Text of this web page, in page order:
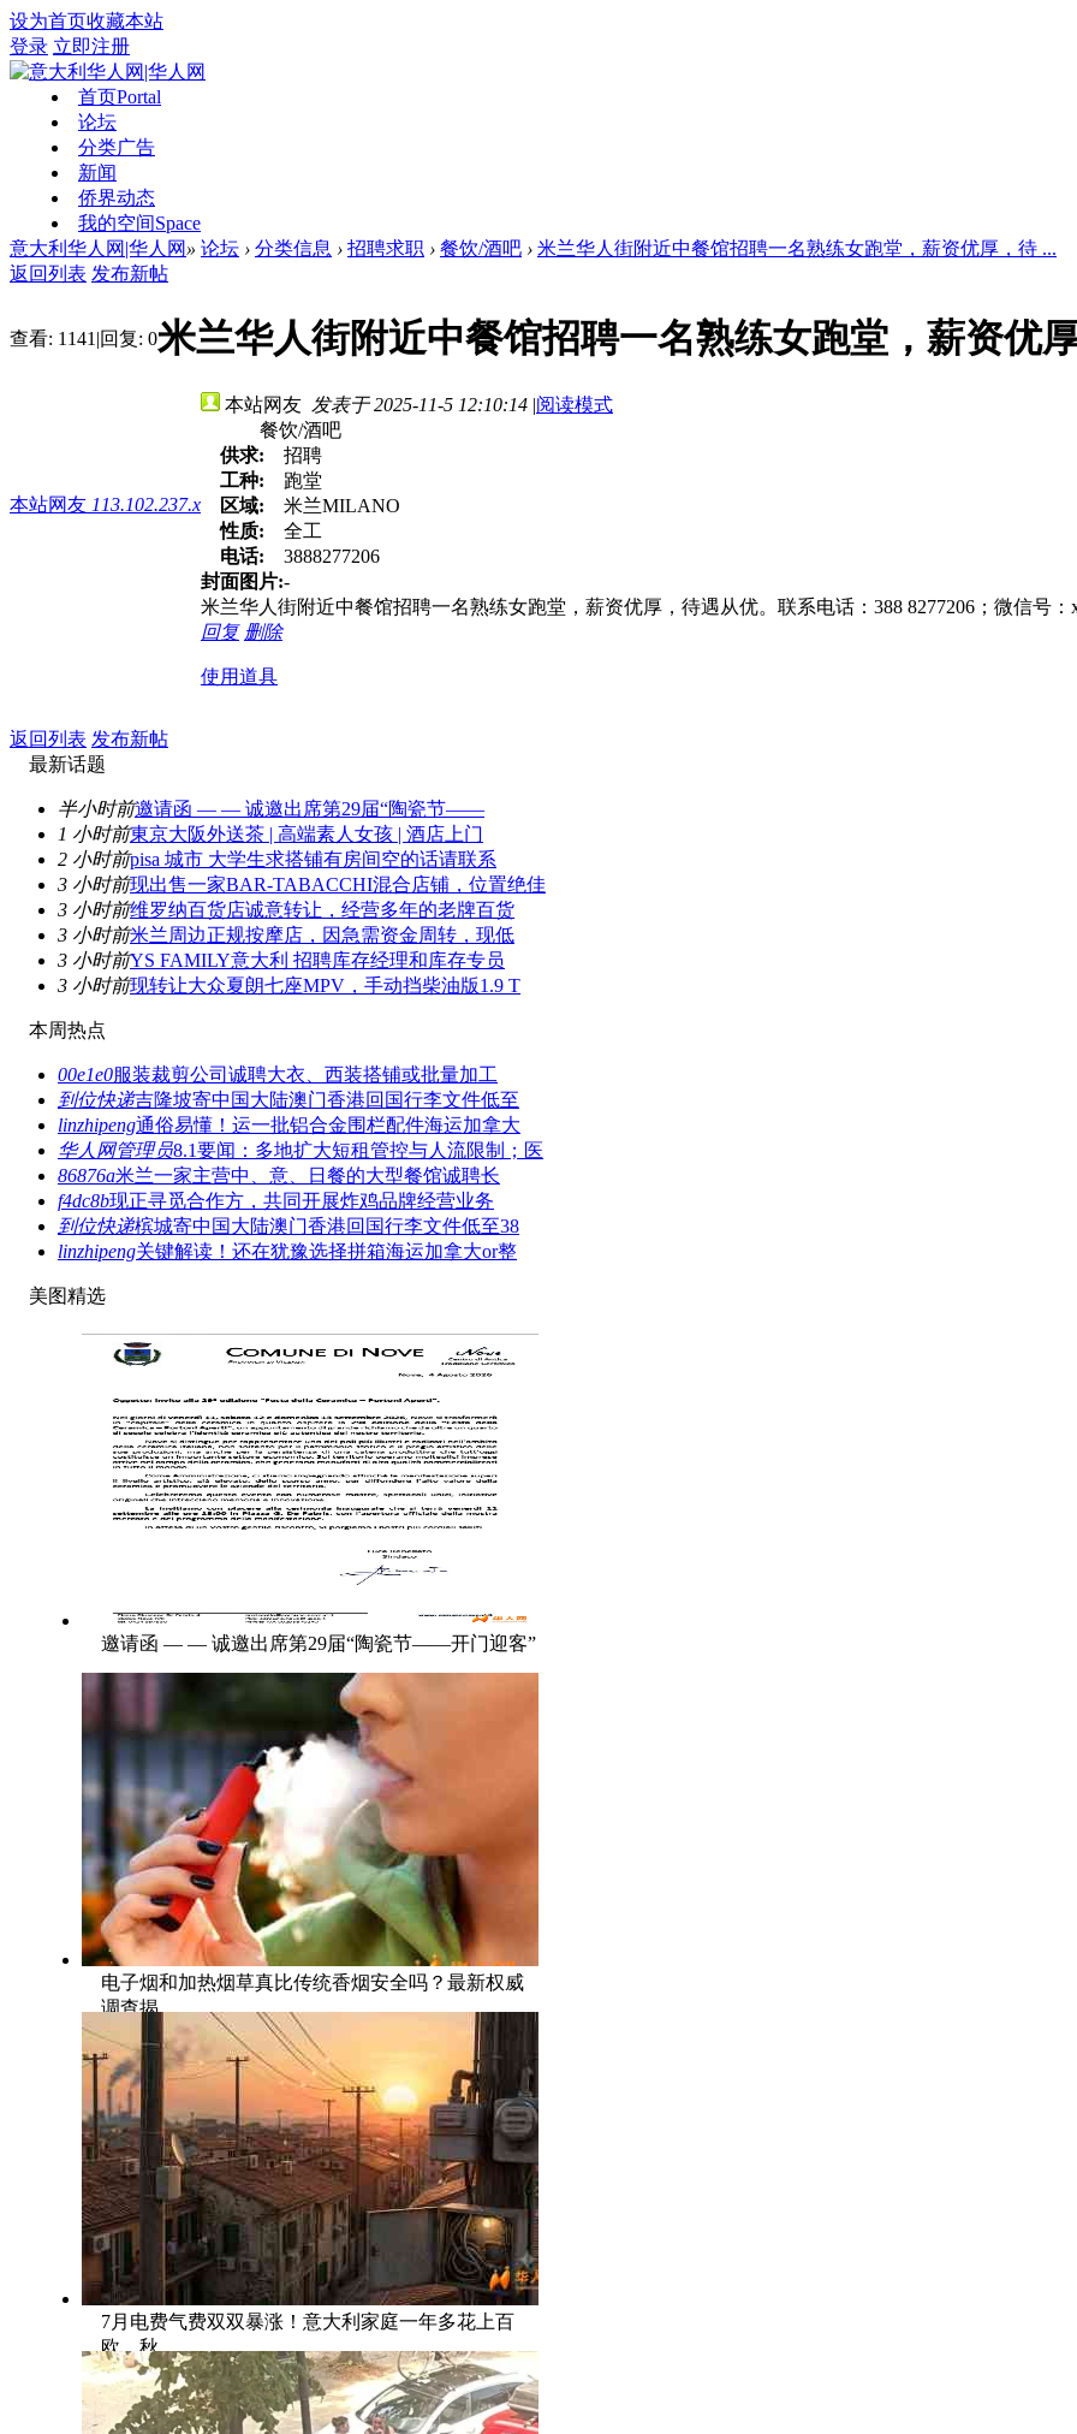
设为首页收藏本站
登录 立即注册
首页Portal
论坛
分类广告
新闻
侨界动态
我的空间Space
意大利华人网|华人网 » 论坛 › 分类信息 › 招聘求职 › 餐饮/酒吧 › 米兰华人街附近中餐馆招聘一名熟练女跑堂，薪资优厚，待 ...
返回列表 发布新帖
查看: 1141 |回复: 0米兰华人街附近中餐馆招聘一名熟练女跑堂，薪资优厚
本站网友 113.102.237.x
本站网友 发表于 2025-11-5 12:10:14 |阅读模式
餐饮/酒吧
供求:
招聘
工种:
跑堂
区域:
米兰MILANO
性质:
全工
电话:
3888277206
封面图片:-
米兰华人街附近中餐馆招聘一名熟练女跑堂，薪资优厚，待遇从优。联系电话：388 8277206；微信号：
回复 删除
使用道具
返回列表 发布新帖
最新话题
半小时前邀请函 — — 诚邀出席第29届“陶瓷节——
1 小时前東京大阪外送茶 | 高端素人女孩 | 酒店上门
2 小时前pisa 城市 大学生求搭铺有房间空的话请联系
3 小时前现出售一家BAR-TABACCHI混合店铺，位置绝佳
3 小时前维罗纳百货店诚意转让，经营多年的老牌百货
3 小时前米兰周边正规按摩店，因急需资金周转，现低
3 小时前YS FAMILY意大利 招聘库存经理和库存专员
3 小时前现转让大众夏朗七座MPV，手动挡柴油版1.9 T
本周热点
00e1e0服装裁剪公司诚聘大衣、西装搭铺或批量加工
到位快递吉隆坡寄中国大陆澳门香港回国行李文件低至
linzhipeng通俗易懂！运一批铝合金围栏配件海运加拿大
华人网管理员8.1要闻：多地扩大短租管控与人流限制；医
86876a米兰一家主营中、意、日餐的大型餐馆诚聘长
f4dc8b现正寻觅合作方，共同开展炸鸡品牌经营业务
到位快递槟城寄中国大陆澳门香港回国行李文件低至38
linzhipeng关键解读！还在犹豫选择拼箱海运加拿大or整
美图精选
邀请函 — — 诚邀出席第29届“陶瓷节——开门迎客”
电子烟和加热烟草真比传统香烟安全吗？最新权威
调查揭
7月电费气费双双暴涨！意大利家庭一年多花上百
欧，秋